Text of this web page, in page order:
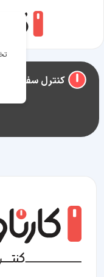
راهنمای سفر به
کنترل سفر زاوه